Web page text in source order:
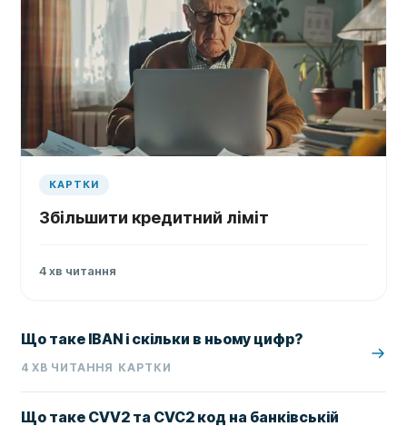
КАРТКИ
Збільшити кредитний ліміт
4 хв читання
Що таке IBAN і скільки в ньому цифр?
4 ХВ ЧИТАННЯ КАРТКИ
Що таке CVV2 та CVC2 код на банківській